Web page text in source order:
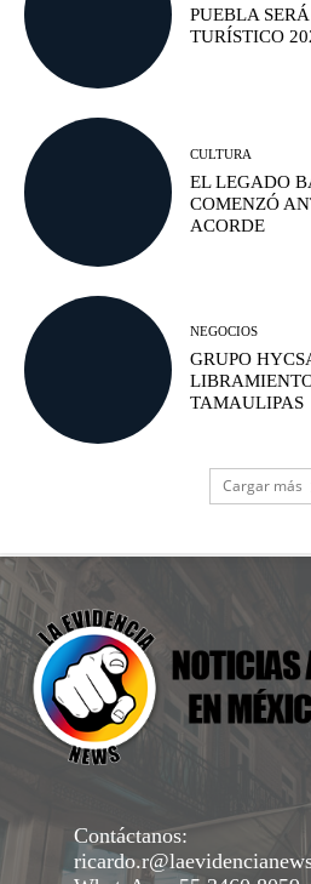
PUEBLA
TURÍSTICO
CULTURA
EL LEGADO
COMENZÓ
ACORDE
NEGOCIOS
GRUPO
TAMAULIPAS
Cargar más
Contáctanos: